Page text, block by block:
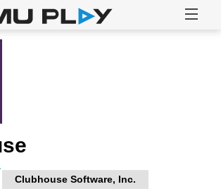
Clubhouse Software, Inc.